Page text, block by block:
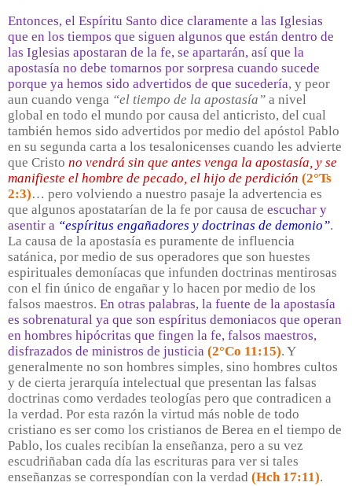
Entonces, el Espíritu Santo dice claramente a las Iglesias
que en los tiempos que siguen algunos que están dentro de
las Iglesias apostaran de la fe, se apartarán, así que la
apostasía no debe tomarnos por sorpresa cuando sucede
porque ya hemos sido advertidos de que sucedería, y peor
aun cuando venga “el tiempo de la apostasía” a nivel
global en todo el mundo por causa del anticristo, del cual
también hemos sido advertidos por medio del apóstol Pablo
en su segunda carta a los tesalonicenses cuando les advierte
que Cristo no vendrá sin que antes venga la apostasía, y se
manifieste el hombre de pecado, el hijo de perdición (2°Ts
2:3)… pero volviendo a nuestro pasaje la advertencia es
que algunos apostatarían de la fe por causa de escuchar y
asentir a “espíritus engañadores y doctrinas de demonio”.
La causa de la apostasía es puramente de influencia
satánica, por medio de sus operadores que son huestes
espirituales demoníacas que infunden doctrinas mentirosas
con el fin único de engañar y lo hacen por medio de los
falsos maestros. En otras palabras, la fuente de la apostasía
es sobrenatural ya que son espíritus demoniacos que operan
en hombres hipócritas que fingen la fe, falsos maestros,
disfrazados de ministros de justicia (2°Co 11:15). Y
generalmente no son hombres simples, sino hombres cultos
y de cierta jerarquía intelectual que presentan las falsas
doctrinas como verdades teologías pero que contradicen a
la verdad. Por esta razón la virtud más noble de todo
cristiano es ser como los cristianos de Berea en el tiempo de
Pablo, los cuales recibían la enseñanza, pero a su vez
escudriñaban cada día las escrituras para ver si tales
enseñanzas se correspondían con la verdad (Hch 17:11).